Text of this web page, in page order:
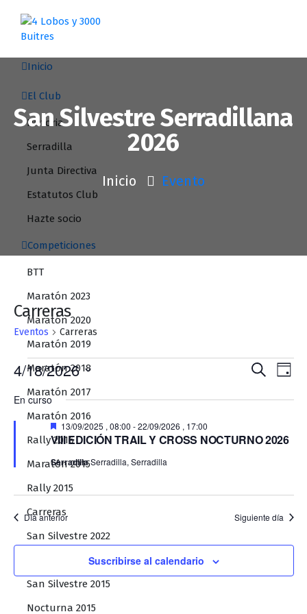
contenido
Inicio
El Club
Historia
Serradilla
Junta Directiva
Estatutos Club
Hazte socio
Competiciones
BTT
Maratón 2023
Maratón 2020
Maratón 2019
Maratón 2018
Maratón 2017
Maratón 2016
Rally 2016
Maratón 2015
Rally 2015
Carreras
San Silvestre 2022
Nocturna 2016
San Silvestre 2015
Nocturna 2015
San Silvestre Serradillana
2026
Inicio Evento
Carreras
Eventos Carreras
Eventos
en
18/04/2026
y
vistas
Buscar
de
Día
4/18/2026
Selecciona
la
fecha.
En curso
VIII EDICIÓN TRAIL Y CROSS NOCTURNO 2026
Destacado
13/09/2025 , 08:00 -22/09/2026 , 17:00
SerradillaSerradilla, Serradilla
Día anterior Siguiente día
Suscribirse al calendario